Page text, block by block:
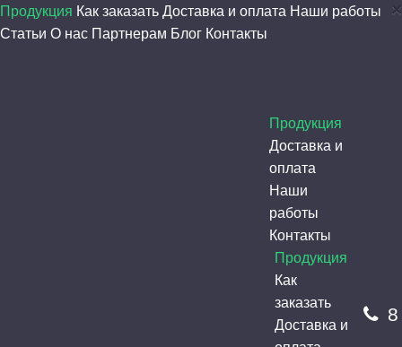
×
Продукция Как заказать Доставка и оплата Наши работы
Статьи О нас Партнерам Блог Контакты
Продукция
Доставка и
оплата
Наши
работы
Контакты
Продукция
Как
заказать
Доставка и